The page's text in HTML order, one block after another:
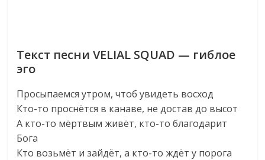
Текст песни VELIAL SQUAD — гиблое
эго
Просыпаемся утром, чтоб увидеть восход
Кто-то проснётся в канаве, не достав до высот
А кто-то мёртвым живёт, кто-то благодарит
Бога
Кто возьмёт и зайдёт, а кто-то ждёт у порога